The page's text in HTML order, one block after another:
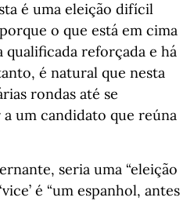
é uma eleição difícil
o que está em cima
qualificada reforçada e há
é natural que nesta
rondas até se
um candidato que reúna
seria uma “eleição
é “um espanhol, antes